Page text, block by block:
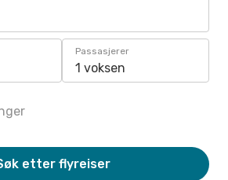
Passasjerer
1 voksen
etter flyreiser